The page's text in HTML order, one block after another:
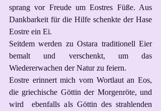
sprang vor Freude um Eostres Füße. Aus
Dankbarkeit für die Hilfe schenkte der Hase
Eostre ein Ei.
Seitdem werden zu Ostara traditionell Eier
bemalt und verschenkt, um das
Wiedererwachen der Natur zu feiern.
Eostre erinnert mich vom Wortlaut an Eos,
die griechische Göttin der Morgenröte, und
wird  ebenfalls als Göttin des strahlenden